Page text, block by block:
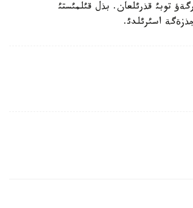
توبئ قذرئلعان. بذل قئلمئستئ
اسئرئلدئ.